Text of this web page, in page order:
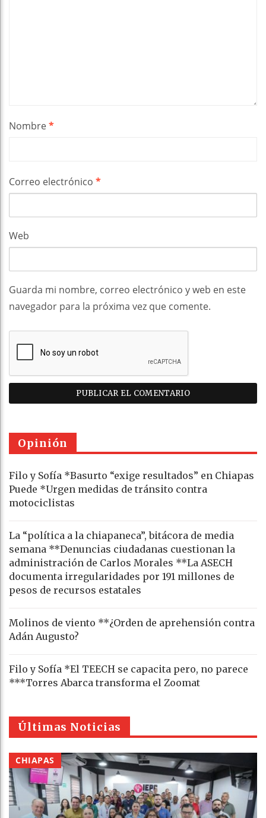
Nombre*
Correo electrónico *
Web
Guarda mi nombre, correo electrónico y web en este
navegador para la próxima vez que comente.
Opinión
Filo y Sofía *Basurto “exige resultados” en Chiapas
Puede *Urgen medidas de tránsito contra
motociclistas
La “política a la chiapaneca”, bitácora de media
semana **Denuncias ciudadanas cuestionan la
administración de Carlos Morales **La ASECH
documenta irregularidades por 191 millones de
pesos de recursos estatales
Molinos de viento **¿Orden de aprehensión contra
Adán Augusto?
Filo y Sofía *El TEECH se capacita pero, no parece
***Torres Abarca transforma el Zoomat
Últimas Noticias
CHIAPAS